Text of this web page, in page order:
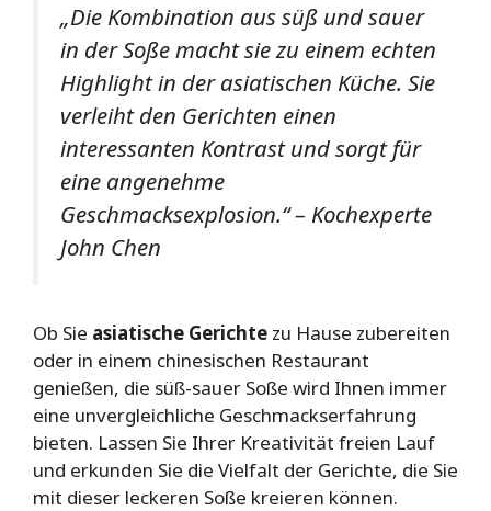
„Die Kombination aus süß und sauer
in der Soße macht sie zu einem echten
Highlight in der asiatischen Küche. Sie
verleiht den Gerichten einen
interessanten Kontrast und sorgt für
eine angenehme
Geschmacksexplosion.“ – Kochexperte
John Chen
Ob Sie asiatische Gerichte zu Hause zubereiten
oder in einem chinesischen Restaurant
genießen, die süß-sauer Soße wird Ihnen immer
eine unvergleichliche Geschmackserfahrung
bieten. Lassen Sie Ihrer Kreativität freien Lauf
und erkunden Sie die Vielfalt der Gerichte, die Sie
mit dieser leckeren Soße kreieren können.